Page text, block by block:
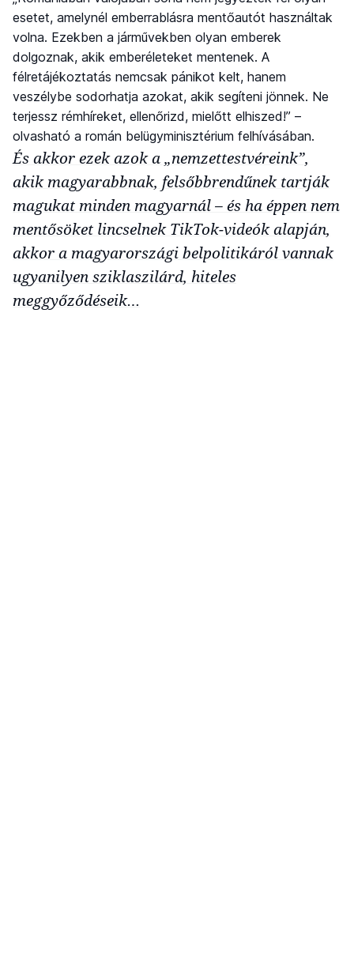
esetet, amelynél emberrablásra mentőautót használtak
volna. Ezekben a járművekben olyan emberek
dolgoznak, akik emberéleteket mentenek. A
félretájékoztatás nemcsak pánikot kelt, hanem
veszélybe sodorhatja azokat, akik segíteni jönnek. Ne
terjessz rémhíreket, ellenőrizd, mielőtt elhiszed!” –
olvasható a román belügyminisztérium felhívásában.
És akkor ezek azok a „nemzettestvéreink”,
akik magyarabbnak, felsőbbrendűnek tartják
magukat minden magyarnál – és ha éppen nem
mentősöket lincselnek TikTok-videók alapján,
akkor a magyarországi belpolitikáról vannak
ugyanilyen sziklaszilárd, hiteles
meggyőződéseik…